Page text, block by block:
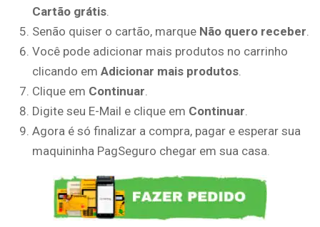
Cartão grátis
Senão quiser o cartão, marque Não quero receber
Você pode adicionar mais produtos no carrinho
clicando em Adicionar mais produtos
Clique em Continuar
Digite seu E-Mail e clique em Continuar
Agora é só finalizar a compra, pagar e esperar sua
maquininha PagSeguro chegar em sua casa.